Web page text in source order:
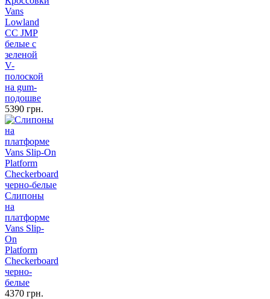
Vans
Lowland
CC JMP
белые с
зеленой
V-
полоской
на gum-
подошве
5390 грн.
Слипоны
на
платформе
Vans Slip-
On
Platform
Checkerboard
черно-
белые
4370 грн.